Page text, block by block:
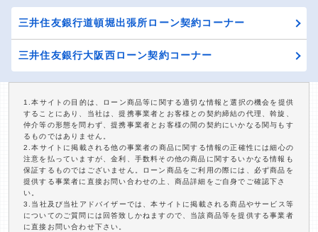
三井住友銀行道頓堀出張所ローン契約コーナー
三井住友銀行大阪西ローン契約コーナー
1.本サイトの目的は、ローン商品等に関する適切な情報と選択の機会を提供
することにあり、当社は、提携事業者とお客様との契約締結の代理、斡旋、
仲介等の形態を問わず、提携事業者とお客様の間の契約にいかなる関与もす
るものではありません。
2.本サイトに掲載される他の事業者の商品に関する情報の正確性には細心の
注意を払っていますが、金利、手数料その他の商品に関するいかなる情報も
保証するものではございません。ローン商品をご利用の際には、必ず商品を
提供する事業者に直接お問い合わせの上、商品詳細をご自身でご確認下さ
い。
3.当社及び当社アドバイザーでは、本サイトに掲載される商品やサービス等
についてのご質問には回答致しかねますので、当該商品等を提供する事業者
に直接お問い合わせ下さい。